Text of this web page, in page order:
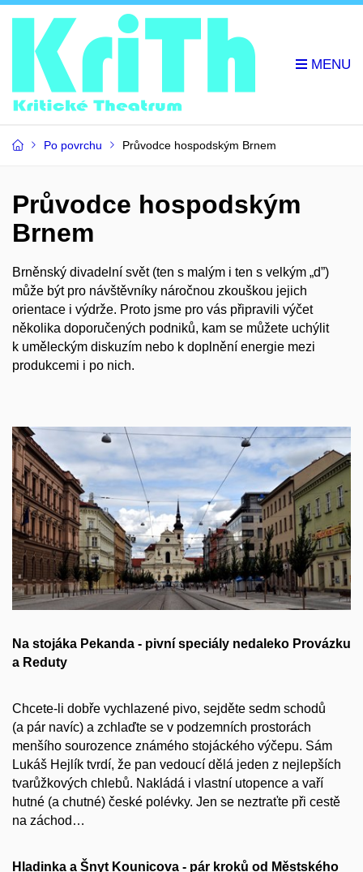
Po povrchu Průvodce hospodským Brnem
Průvodce hospodským
Brnem
Brněnský divadelní svět (ten s malým i ten s velkým „d”)
může být pro návštěvníky náročnou zkouškou jejich
orientace i výdrže. Proto jsme pro vás připravili výčet
několika doporučených podniků, kam se můžete uchýlit
k uměleckým diskuzím nebo k doplnění energie mezi
produkcemi i po nich.
Na stojáka Pekanda - pivní speciály nedaleko Provázku
a Reduty
Chcete-li dobře vychlazené pivo, sejděte sedm schodů
(a pár navíc) a zchlaďte se v podzemních prostorách
menšího sourozence známého stojáckého výčepu. Sám
Lukáš Hejlík tvrdí, že pan vedoucí dělá jeden z nejlepších
tvarůžkových chlebů. Nakládá i vlastní utopence a vaří
hutné (a chutné) české polévky. Jen se neztraťte při cestě
na záchod…
Hladinka a Šnyt Kounicova - pár kroků od Městského